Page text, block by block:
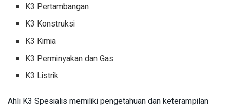
K3 Pertambangan
K3 Konstruksi
K3 Kimia
K3 Perminyakan dan Gas
K3 Listrik
Ahli K3 Spesialis memiliki pengetahuan dan keterampilan